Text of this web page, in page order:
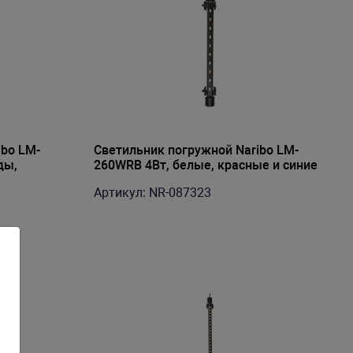
LM-
Светильник погружной Naribo LM-
260WRB 4Вт, белые, красные и синие
Артикул: NR-087323